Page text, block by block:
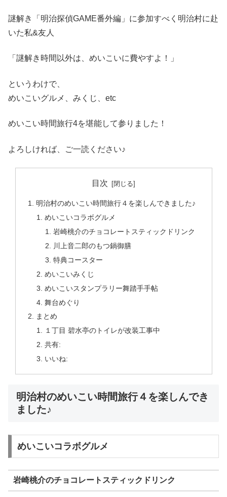
謎解き「明治探偵GAME番外編」に参加すべく明治村に赴
いた私&友人
「謎解き時間以外は、めいこいに費やすよ！」
というわけで、
めいこいグルメ、みくじ、etc
めいこい時間旅行4を堪能して参りました！
よろしければ、ご一読ください♪
目次
明治村のめいこい時間旅行４を楽しんできました♪
めいこいコラボグルメ
岩崎桃介のチョコレートスティックドリンク
川上音二郎のもつ鍋御膳
特典コースター
めいこいみくじ
めいこいスタンプラリー舞踏手手帖
舞台めぐり
まとめ
１丁目 碧水亭のトイレが改装工事中
共有:
いいね:
明治村のめいこい時間旅行４を楽しんでき
ました♪
めいこいコラボグルメ
岩崎桃介のチョコレートスティックドリンク